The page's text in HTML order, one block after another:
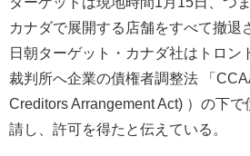
カナダで展開する店舗をすべて撤退
日朝ターゲット・カナダ社はトロン
裁判所へ企業の債権者調整法 「
Creditors Arrangement Act) ）の下
請し、許可を得たと伝えている。